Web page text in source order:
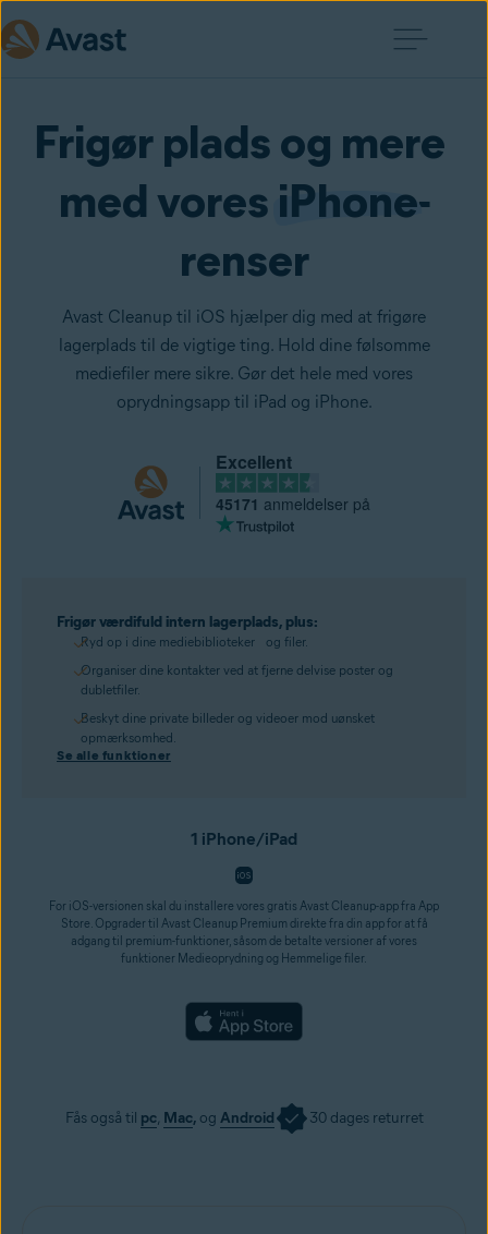
Frigør plads og mere
med vores iPhone-
renser
Avast Cleanup til iOS hjælper dig med at frigøre
lagerplads til de vigtige ting. Hold dine følsomme
mediefiler mere sikre. Gør det hele med vores
oprydningsapp til iPad og iPhone.
Excellent
45171 anmeldelser på
Frigør værdifuld intern lagerplads, plus:
Ryd op i dine mediebiblioteker og filer.
Organiser dine kontakter ved at fjerne delvise poster og
dubletfiler.
Beskyt dine private billeder og videoer mod uønsket
opmærksomhed.
Se alle funktioner
1 iPhone/iPad
For iOS-versionen skal du installere vores gratis Avast Cleanup-app fra App
Store. Opgrader til Avast Cleanup Premium direkte fra din app for at få
adgang til premium-funktioner, såsom de betalte versioner af vores
funktioner Medieoprydning og Hemmelige filer.
Fås også til pc, Mac, og Android 30 dages returret